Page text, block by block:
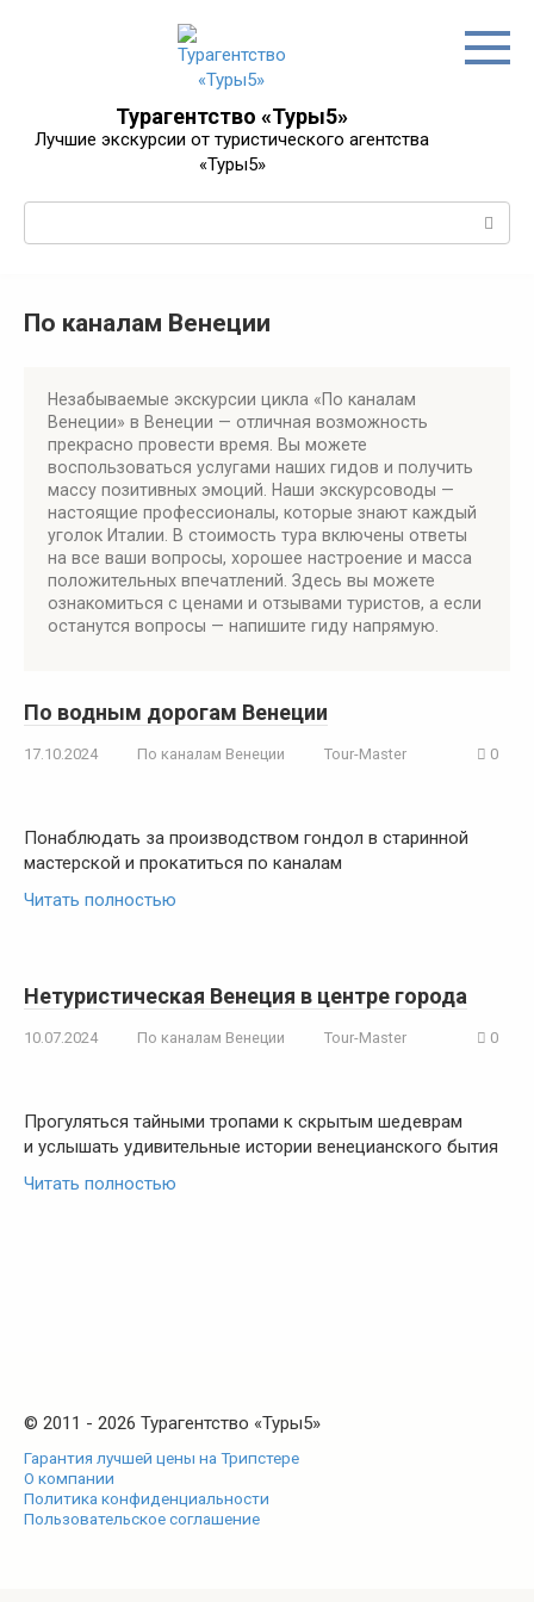
Турагентство «Туры5»
Лучшие экскурсии от туристического агентства
«Туры5»
По каналам Венеции
Незабываемые экскурсии цикла «По каналам
Венеции» в Венеции — отличная возможность
прекрасно провести время. Вы можете
воспользоваться услугами наших гидов и получить
массу позитивных эмоций. Наши экскурсоводы —
настоящие профессионалы, которые знают каждый
уголок Италии. В стоимость тура включены ответы
на все ваши вопросы, хорошее настроение и масса
положительных впечатлений. Здесь вы можете
ознакомиться с ценами и отзывами туристов, а если
останутся вопросы — напишите гиду напрямую.
По водным дорогам Венеции
17.10.2024 По каналам Венеции Tour-Master 0
Понаблюдать за производством гондол в старинной
мастерской и прокатиться по каналам
Читать полностью
Нетуристическая Венеция в центре города
10.07.2024 По каналам Венеции Tour-Master 0
Прогуляться тайными тропами к скрытым шедеврам
и услышать удивительные истории венецианского бытия
Читать полностью
© 2011 - 2026 Турагентство «Туры5»
Гарантия лучшей цены на Трипстере
О компании
Политика конфиденциальности
Пользовательское соглашение